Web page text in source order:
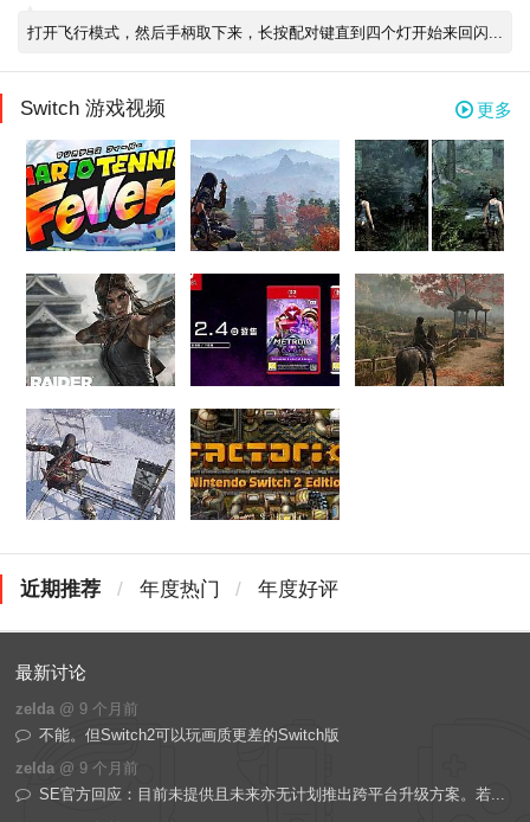
打开飞行模式，然后手柄取下来，长按配对键直到四个灯开始来回闪...
Switch 游戏视频 更多
近期推荐 / 年度热门 / 年度好评
最新讨论
zelda @ 9 个月前
不能。但Switch2可以玩画质更差的Switch版
zelda @ 9 个月前
SE官方回应：目前未提供且未来亦无计划推出跨平台升级方案。若...